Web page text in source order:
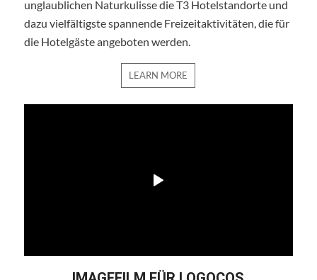
unglaublichen Naturkulisse die T3 Hotelstandorte und
dazu vielfältigste spannende Freizeitaktivitäten, die für
die Hotelgäste angeboten werden.
LEARN MORE